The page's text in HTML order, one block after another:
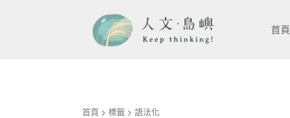
首頁
首頁 標籤 語法化